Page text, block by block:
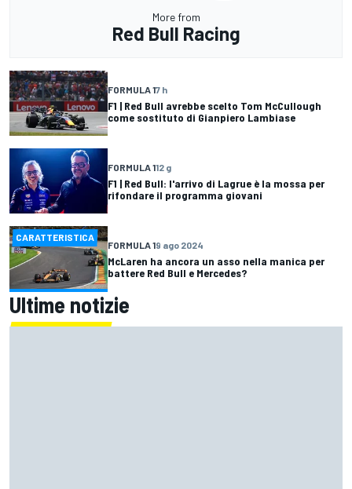
More from
Red Bull Racing
FORMULA 17 h
F1 | Red Bull avrebbe scelto Tom McCullough
come sostituto di Gianpiero Lambiase
FORMULA 112 g
F1 | Red Bull: l'arrivo di Lagrue è la mossa per
rifondare il programma giovani
CARATTERISTICA
FORMULA 19 ago 2024
McLaren ha ancora un asso nella manica per
battere Red Bull e Mercedes?
Ultime notizie